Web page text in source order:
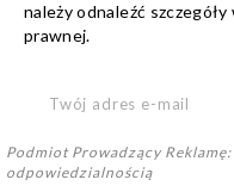
należy odnaleźć
prawnej.
Podmiot Prowadzący
odpowiedzialnością